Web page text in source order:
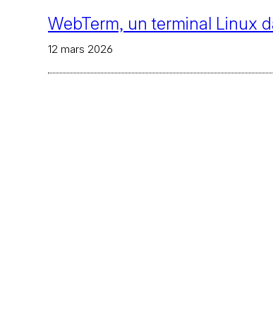
WebTerm, un terminal Linux
12 mars 2026